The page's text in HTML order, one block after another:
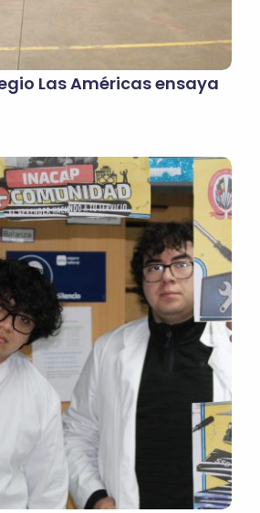
Las Américas ensaya